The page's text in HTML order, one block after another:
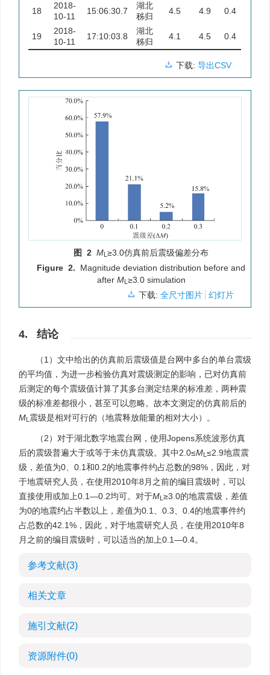
18
2018-
10-11
15:06:30.7
湖北
秭归
4.5 4.9 0.4
19
2018-
10-11
17:10:03.8
湖北
秭归
4.1 4.5 0.4
下载: 导出CSV
图 2 ML≥3.0仿真前后震级偏差分布
Figure 2.
Magnitude deviation distribution before and
after M L≥3.0 simulation
下载: 全尺寸图片 幻灯片
4. 结论
（1）文中给出的仿真前后震级值是台网中多台的单台震级
的平均值，为进一步检验仿真对震级测定的影响，已对仿真前
后测定的每个震级值计算了其多台测定结果的标准差，两种震
级的标准差都很小，甚至可以忽略。故本文测定的仿真前后的
ML震级是相对可行的（地震释放能量的相对大小）。
（2）对于湖北数字地震台网，使用Jopens系统波形仿真
后的震级普遍大于或等于未仿真震级。其中2.0≤ML≤2.9地震震
级，差值为0、0.1和0.2的地震事件约占总数的98%，因此，对
于地震研究人员，在使用2010年8月之前的编目震级时，可以
直接使用或加上0.1—0.2均可。对于ML≥3.0的地震震级，差值
为0的地震约占半数以上，差值为0.1、0.3、0.4的地震事件约
占总数的42.1%，因此，对于地震研究人员，在使用2010年8
月之前的编目震级时，可以适当的加上0.1—0.4。
参考文献(3)
相关文章
施引文献(2)
资源附件(0)